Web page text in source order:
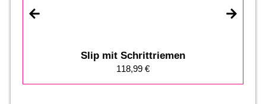
Slip mit Schrittriemen
118,99 €